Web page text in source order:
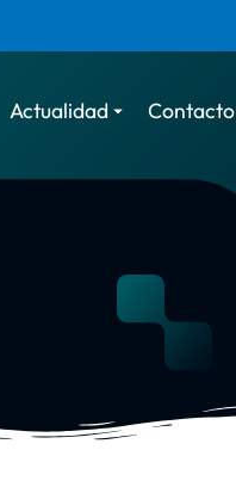
Actualidad Contacto